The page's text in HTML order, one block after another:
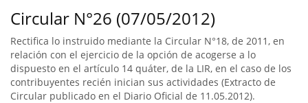
Circular N°26 (07/05/2012)
Rectifica lo instruido mediante la Circular N°18, de 2011, en
relación con el ejercicio de la opción de acogerse a lo
dispuesto en el artículo 14 quáter, de la LIR, en el caso de los
contribuyentes recién inician sus actividades (Extracto de
Circular publicado en el Diario Oficial de 11.05.2012).